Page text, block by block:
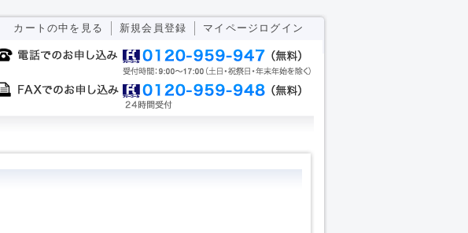
カートの中を見る 新規会員登録 マイページログイン